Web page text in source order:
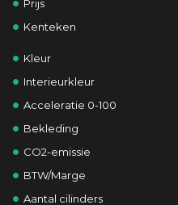
Prijs
Kenteken
Kleur
Interieurkleur
Acceleratie 0-100
Bekleding
CO2-emissie
BTW/Marge
Aantal cilinders